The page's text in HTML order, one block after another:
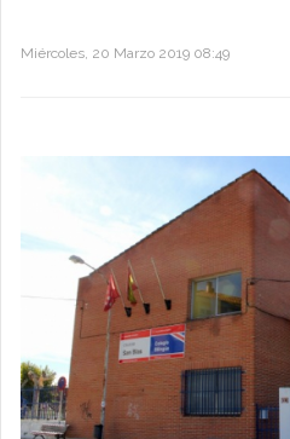
Miércoles, 20 Marzo 2019 08:49